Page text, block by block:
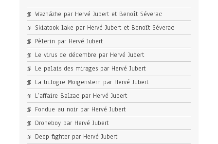
Wazházhe par Hervé Jubert et Benoît Séverac
Skiatook lake par Hervé Jubert et Benoît Séverac
Pèlerin par Hervé Jubert
Le virus de décembre par Hervé Jubert
Le palais des mirages par Hervé Jubert
La trilogie Morgenstern par Hervé Jubert
L’affaire Balzac par Hervé Jubert
Fondue au noir par Hervé Jubert
Droneboy par Hervé Jubert
Deep fighter par Hervé Jubert